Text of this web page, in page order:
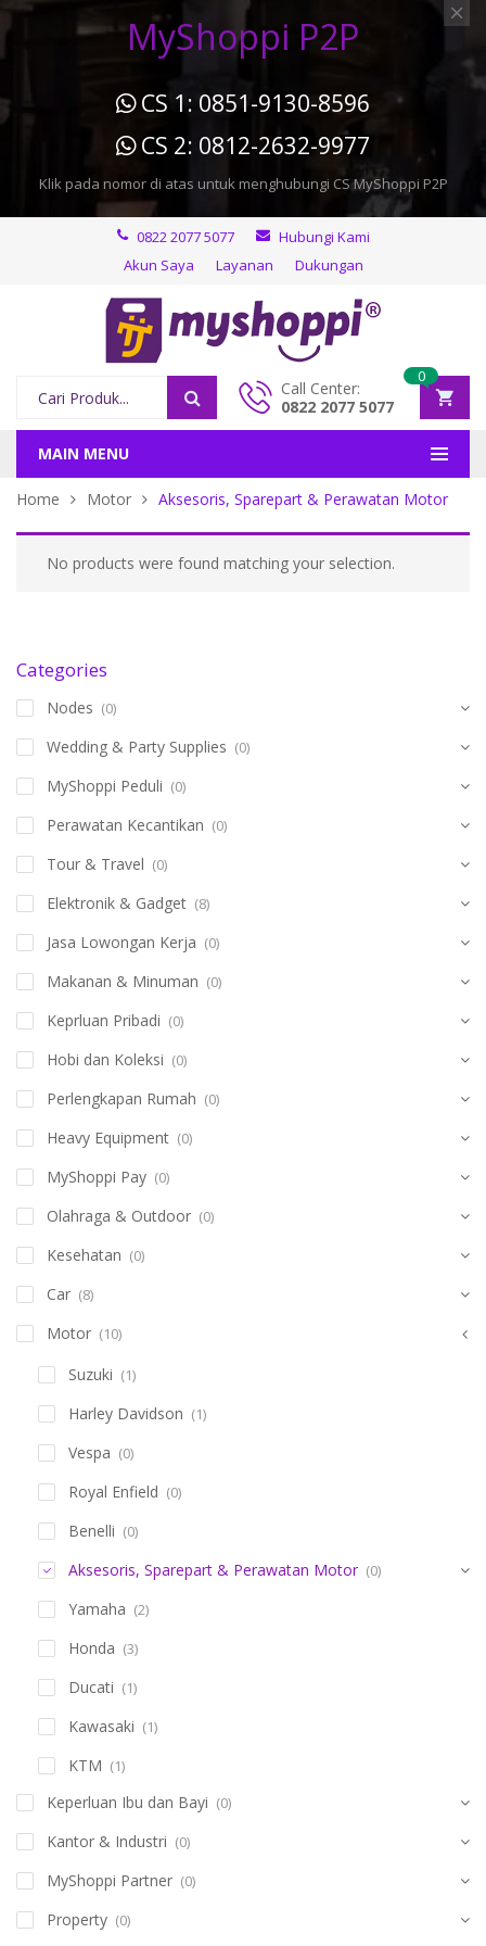
MyShoppi P2P
CS 1: 0851-9130-8596
CS 2: 0812-2632-9977
Klik pada nomor di atas untuk menghubungi CS MyShoppi P2P
0822 2077 5077
Hubungi Kami
Akun Saya
Layanan Dukungan
Call Center:
0822 2077 5077
0
MAIN MENU
Home Motor Aksesoris, Sparepart & Perawatan Motor
No products were found matching your selection.
Categories
Nodes (0)
Wedding & Party Supplies (0)
MyShoppi Peduli (0)
Perawatan Kecantikan (0)
Tour & Travel (0)
Elektronik & Gadget (8)
Jasa Lowongan Kerja (0)
Makanan & Minuman (0)
Keprluan Pribadi (0)
Hobi dan Koleksi (0)
Perlengkapan Rumah (0)
Heavy Equipment (0)
MyShoppi Pay (0)
Olahraga & Outdoor (0)
Kesehatan (0)
Car (8)
Motor (10)
Suzuki (1)
Harley Davidson (1)
Vespa (0)
Royal Enfield (0)
Benelli (0)
Aksesoris, Sparepart & Perawatan Motor (0)
Yamaha (2)
Honda (3)
Ducati (1)
Kawasaki (1)
KTM (1)
Keperluan Ibu dan Bayi (0)
Kantor & Industri (0)
MyShoppi Partner (0)
Property (0)